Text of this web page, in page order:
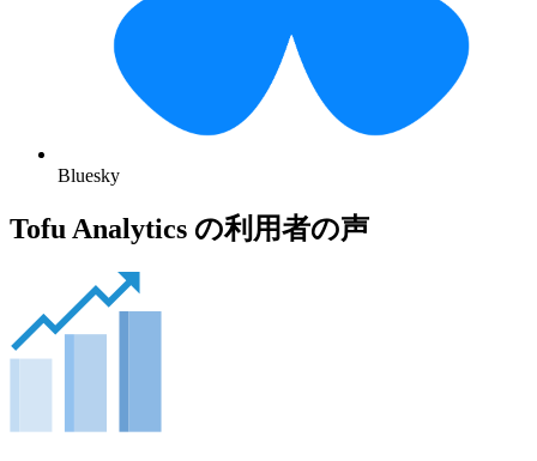
Bluesky
Tofu Analytics の利用者の声